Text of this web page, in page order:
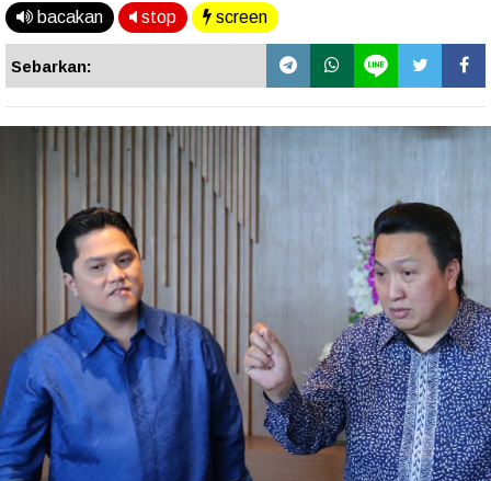
bacakan stop screen
Sebarkan: